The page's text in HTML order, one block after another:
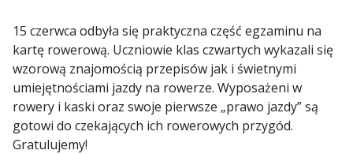
15 czerwca odbyła się praktyczna część egzaminu na
kartę rowerową. Uczniowie klas czwartych wykazali się
wzorową znajomością przepisów jak i świetnymi
umiejętnościami jazdy na rowerze. Wyposażeni w
rowery i kaski oraz swoje pierwsze „prawo jazdy” są
gotowi do czekających ich rowerowych przygód.
Gratulujemy!